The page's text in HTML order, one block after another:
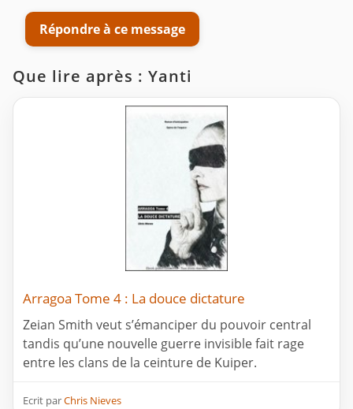
Répondre à ce message
Que lire après : Yanti
Arragoa Tome 4 : La douce dictature
Zeian Smith veut s’émanciper du pouvoir central
tandis qu’une nouvelle guerre invisible fait rage
entre les clans de la ceinture de Kuiper.
Ecrit parChris Nieves